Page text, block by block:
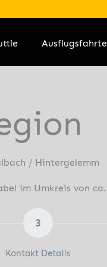
/ Hintergelemm
im Umkreis von
3
Kontakt Details